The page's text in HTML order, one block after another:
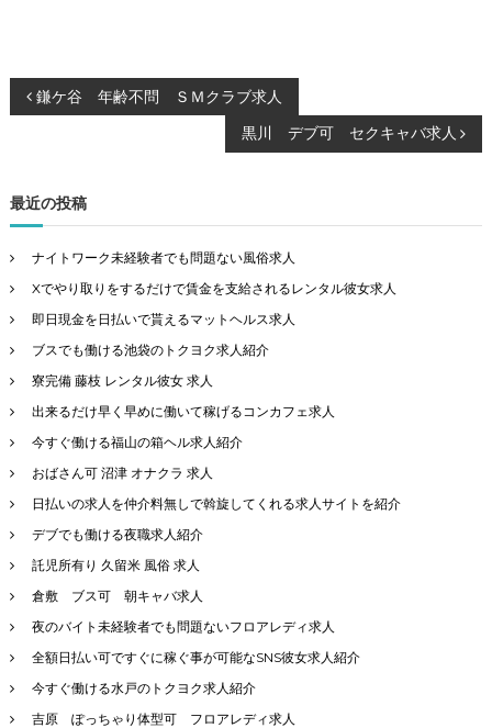
投
ナ
ビ
ゲ
ー
シ
ョ
ン
鎌ケ谷 年齢不問 ＳＭクラブ求人
黒川 デブ可 セクキャバ求人
最近の投稿
ナイトワーク未経験者でも問題ない風俗求人
Xでやり取りをするだけで賃金を支給されるレンタル彼女求人
即日現金を日払いで貰えるマットヘルス求人
ブスでも働ける池袋のトクヨク求人紹介
寮完備 藤枝 レンタル彼女 求人
出来るだけ早く早めに働いて稼げるコンカフェ求人
今すぐ働ける福山の箱ヘル求人紹介
おばさん可 沼津 オナクラ 求人
日払いの求人を仲介料無しで斡旋してくれる求人サイトを紹介
デブでも働ける夜職求人紹介
託児所有り 久留米 風俗 求人
倉敷 ブス可 朝キャバ求人
夜のバイト未経験者でも問題ないフロアレディ求人
全額日払い可ですぐに稼ぐ事が可能なSNS彼女求人紹介
今すぐ働ける水戸のトクヨク求人紹介
吉原 ぽっちゃり体型可 フロアレディ求人